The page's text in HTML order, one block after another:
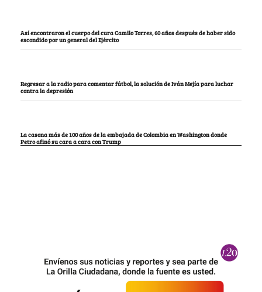
Así encontraron el cuerpo del cura Camilo Torres, 60 años después de haber sido
escondido por un general del Ejército
Regresar a la radio para comentar fútbol, la solución de Iván Mejía para luchar
contra la depresión
La casona más de 100 años de la embajada de Colombia en Washington donde
Petro afinó su cara a cara con Trump